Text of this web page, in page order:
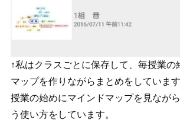
↑私はクラスごとに保存して、毎授業の
マップを作りながらまとめをしていま
授業の始めにマインドマップを見なが
う使い方をしています。